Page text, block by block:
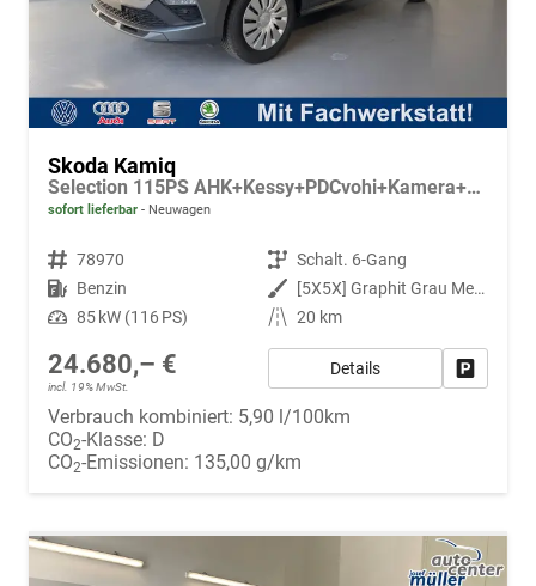
Skoda Kamiq
Selection 115PS AHK+Kessy+PDCvohi+Kamera+Climatronic+AppConnect+Sitzheizung
sofort lieferbar Neuwagen
Fahrzeugnr. 78970 Getriebe Schalt. 6-Gang
Kraftstoff Benzin Außenfarbe
[5X5X] Graphit Grau Metallic
Leistung 85 kW (116 PS) Kilometerstand 20 km
24.680,– €
incl. 19% MwSt.
Details
Verbrauch kombiniert: 5,90 l/100km
CO2-Klasse: D
CO2-Emissionen: 135,00 g/km